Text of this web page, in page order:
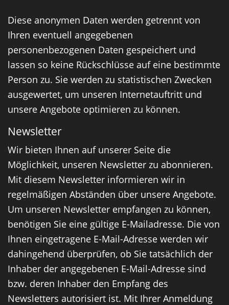
Diese anonymen Daten werden getrennt von
Ihren eventuell angegebenen
personenbezogenen Daten gespeichert und
lassen so keine Rückschlüsse auf eine bestimmte
Person zu. Sie werden zu statistischen Zwecken
ausgewertet, um unseren Internetauftritt und
unsere Angebote optimieren zu können.
Newsletter
Wir bieten Ihnen auf unserer Seite die
Möglichkeit, unseren Newsletter zu abonnieren.
Mit diesem Newsletter informieren wir in
regelmäßigen Abständen über unsere Angebote.
Um unseren Newsletter empfangen zu können,
benötigen Sie eine gültige E-Mailadresse. Die von
Ihnen eingetragene E-Mail-Adresse werden wir
dahingehend überprüfen, ob Sie tatsächlich der
Inhaber der angegebenen E-Mail-Adresse sind
bzw. deren Inhaber den Empfang des
Newsletters autorisiert ist. Mit Ihrer Anmeldung